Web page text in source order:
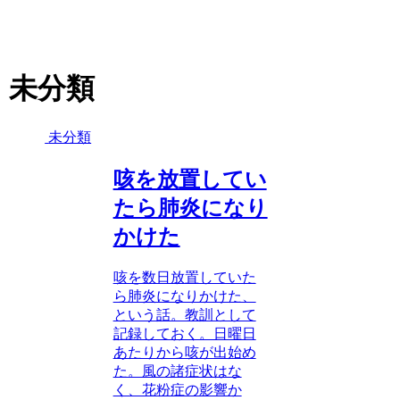
未分類
未分類
咳を放置してい
たら肺炎になり
かけた
咳を数日放置していた
ら肺炎になりかけた、
という話。教訓として
記録しておく。日曜日
あたりから咳が出始め
た。風の諸症状はな
く、花粉症の影響か